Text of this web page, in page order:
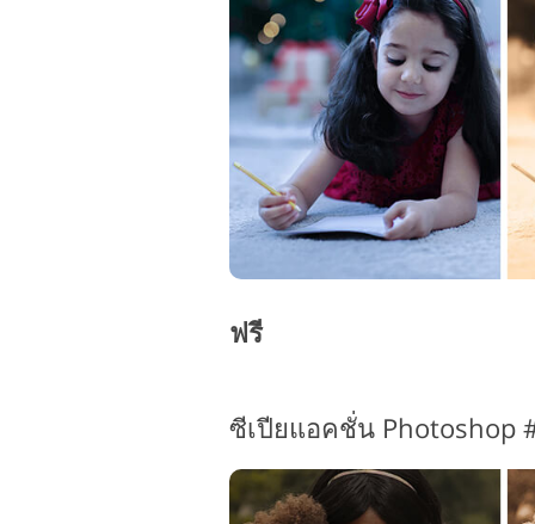
บริการรีทัชสินค้า
ฟรี
ซีเปียแอคชั่น Photoshop